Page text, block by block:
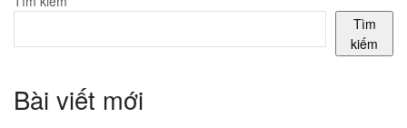
Tìm
kiếm
Bài viết mới